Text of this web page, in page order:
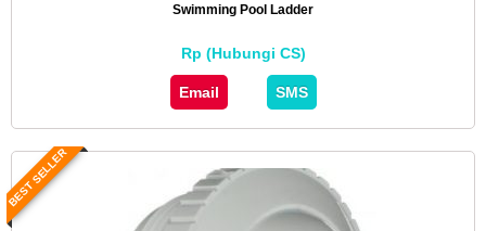
Swimming Pool Ladder
Rp (Hubungi CS)
Email SMS
BEST SELLER